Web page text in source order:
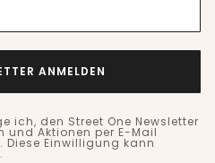
ANMELDEN
ich, den Street One Newsletter
und Aktionen per E-Mail
Diese Einwilligung kann